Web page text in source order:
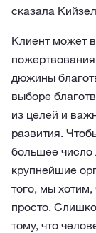
сказала
Клиент может
дюжины
выборе
из целей и
развития.
большее
крупнейшие
того, мы
просто.
тому, что